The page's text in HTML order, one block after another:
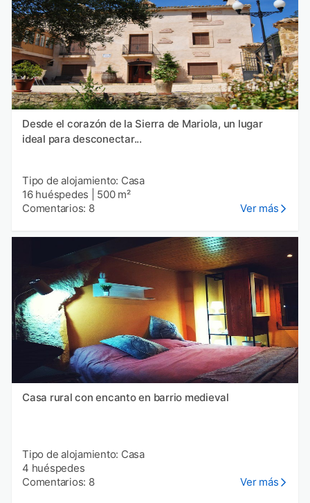
Desde el corazón de la Sierra de Mariola, un lugar
ideal para desconectar...
Tipo de alojamiento: Casa
16 huéspedes
500 m²
Comentarios: 8
Ver más
Casa rural con encanto en barrio medieval
Tipo de alojamiento: Casa
4 huéspedes
Comentarios: 8
Ver más